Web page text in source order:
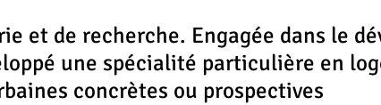
et de recherche. Engagée dans le
une spécialité particulière en
concrètes ou prospectives